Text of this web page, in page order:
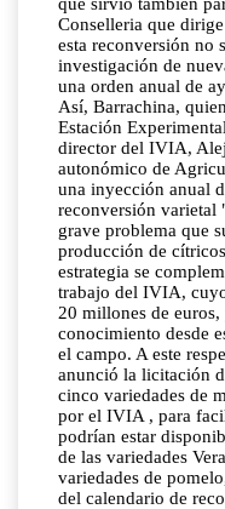
Conselleria que
esta reconversión no
investigación de
una orden anual de
Así, Barrachina,
Estación
director del IVIA,
autonómico de
una inyección anual
reconversión varietal
grave problema que
producción de
estrategia se
trabajo del IVIA,
20 millones de
conocimiento desde
el campo. A este
anunció la licitación
cinco variedades de
por el IVIA , para
podrían estar
de las variedades
variedades de
del calendario de